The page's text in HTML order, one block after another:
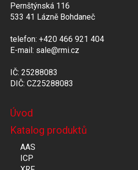
Pernštýnská 116
533 41 Lázně Bohdaneč
telefon: +420 466 921 404
E-mail: sale@rmi.cz
IČ: 25288083
DIČ: CZ25288083
Úvod
Katalog produktů
AAS
ICP